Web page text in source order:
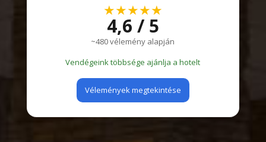
★★★★★
4,6 / 5
~480 vélemény alapján
Vendégeink többsége ajánlja a hotelt
Vélemények megtekintése